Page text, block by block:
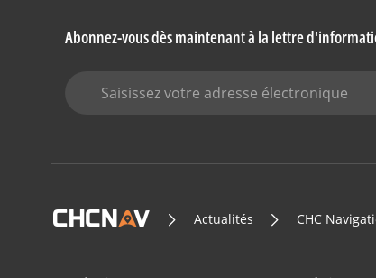
Abonnez-vous dès maintenant à la lettre
Actualités CHC